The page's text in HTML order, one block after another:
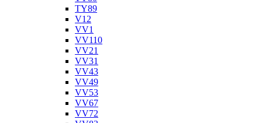
TY89
V12
VV1
VV110
VV21
VV31
VV43
VV49
VV53
VV67
VV72